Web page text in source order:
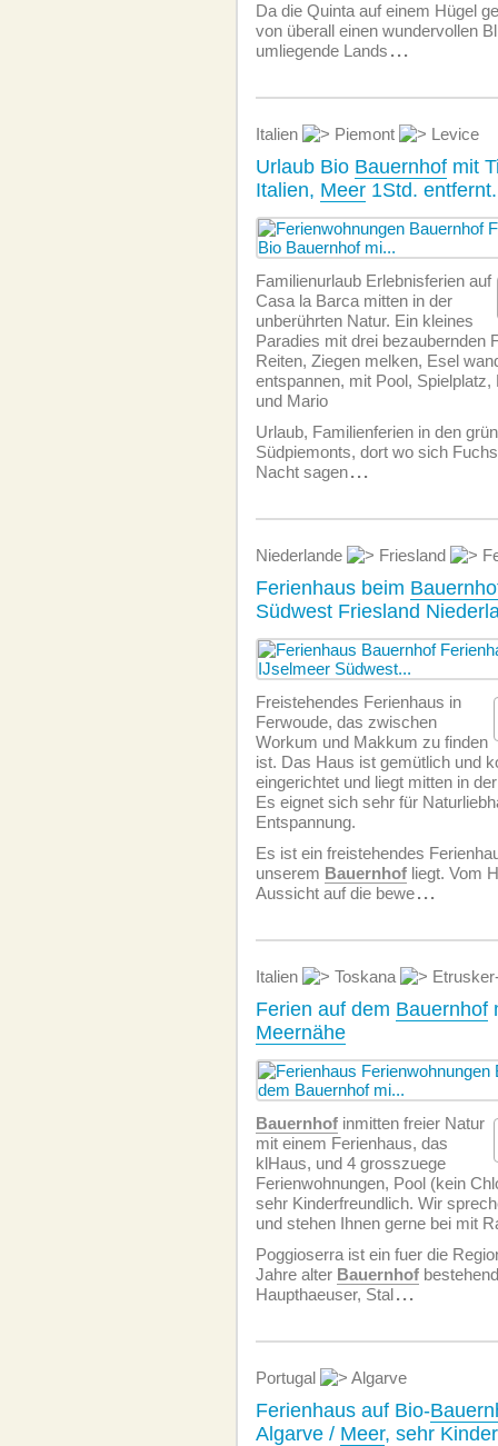
Da die Quinta auf einem Hügel
von überall einen wundervollen
umliegende Lands ...
Italien Piemont Levice
Urlaub Bio Bauernhof mit
Italien, Meer 1Std. entfernt.
Familienurlaub Erlebnisferien auf
Casa la Barca mitten in der
unberührten Natur. Ein kleines
Paradies mit drei bezaubernden
Reiten, Ziegen melken, Esel
entspannen, mit Pool, Spielplatz,
und Mario
Urlaub, Familienferien in den
Südpiemonts, dort wo sich
Nacht sagen...
Niederlande Friesland
Ferienhaus beim
Südwest Friesland
Freistehendes Ferienhaus in
Ferwoude, das zwischen
Workum und Makkum zu finden
ist. Das Haus ist gemütlich und
eingerichtet und liegt mitten in
Es eignet sich sehr für
Entspannung.
Es ist ein freistehendes
unserem Bauernhof liegt. Vom
Aussicht auf die bewe...
Italien Toskana
Ferien auf dem Bauernhof
Meernähe
Bauernhof inmitten freier Natur
mit einem Ferienhaus, das
klHaus, und 4 grosszuege
Ferien­wohnungen, Pool (kein
sehr Kinderfreundlich. Wir
und stehen Ihnen gerne bei mit
Poggioserra ist ein fuer die
Jahre alter Bauernhof
Haupthaeuser, Stal...
Portugal Algarve
Ferienhaus auf Bio-
Algarve / Meer, sehr